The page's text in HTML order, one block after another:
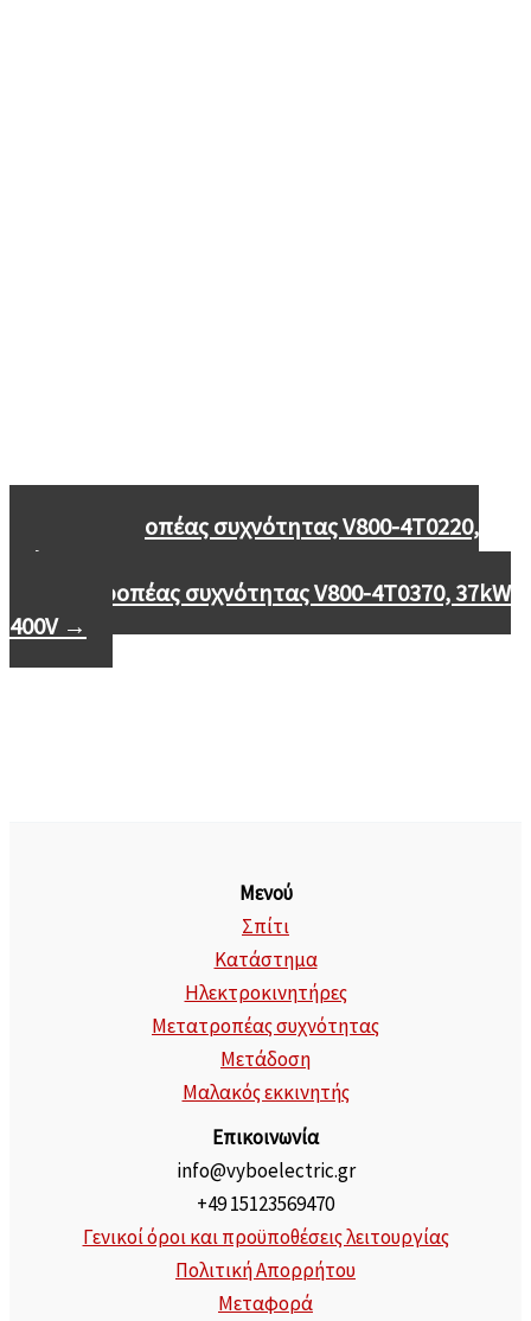
Μετατροπέας συχνότητας V800-4T0220,
22kW 400V
Μετατροπέας συχνότητας V800-4T0370, 37kW
400V →
Μενού
Σπίτι
Κατάστημα
Ηλεκτροκινητήρες
Μετατροπέας συχνότητας
Μετάδοση
Μαλακός εκκινητής
Επικοινωνία
info@vyboelectric.gr
+49 15123569470
Γενικοί όροι και προϋποθέσεις λειτουργίας
Πολιτική Απορρήτου
Μεταφορά